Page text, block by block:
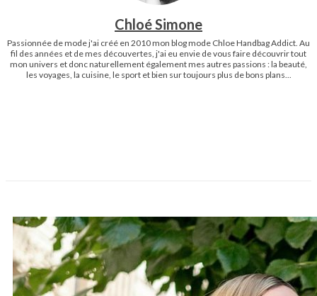
Chloé Simone
Passionnée de mode j'ai créé en 2010 mon blog mode Chloe Handbag Addict. Au
fil des années et de mes découvertes, j'ai eu envie de vous faire découvrir tout
mon univers et donc naturellement également mes autres passions : la beauté,
les voyages, la cuisine, le sport et bien sur toujours plus de bons plans...